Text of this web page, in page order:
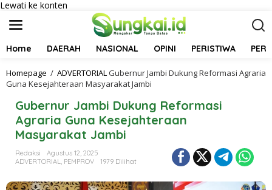
Lewati ke konten
Home DAERAH NASIONAL OPINI PERISTIWA
Homepage / ADVERTORIALGubernur Jambi Dukung Reformasi Agraria
Guna Kesejahteraan Masyarakat Jambi
Gubernur Jambi Dukung Reformasi
Agraria Guna Kesejahteraan
Masyarakat Jambi
Redaksi
Agustus 12, 2025
ADVERTORIAL, PEMPROV 1979 Dilihat